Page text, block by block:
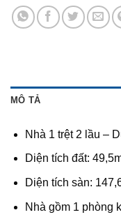
MÔ TẢ
Nhà 1 trệt 2 lầu –
Diện tích đất:
Diện tích sàn:
Nhà gồm 1 phòng